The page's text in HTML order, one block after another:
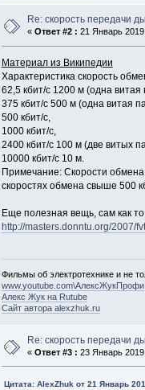
Re: скорость передачи
« Ответ #2 : 21 Январь
Материал из Википедии
Характеристика скорость
62,5 кбит/с 1200 м (одна витая
375 кбит/с 500 м (одна витая
500 кбит/с,
1000 кбит/с,
2400 кбит/с 100 м (две витых
10000 кбит/с 10 м.
Примечание: Скорости обмена
скоростях обмена свыше 500
Еще полезная вещь, сам как
http://masters.donntu.org/2007/
Фильмы об электротехнике и не
www.youtube.com\АлексЖукПрофи
Алекс Жук на Rutube
Сайт автора alexzhuk.ru
Re: скорость передачи
« Ответ #3 : 23 Январь
Цитата: AlexZhuk от 21 Январь